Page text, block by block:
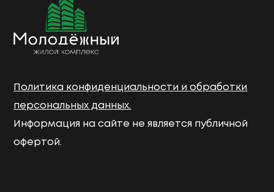
Политика конфиденциальности и обработки
персональных данных.
Информация на сайте не является публичной
офертой.